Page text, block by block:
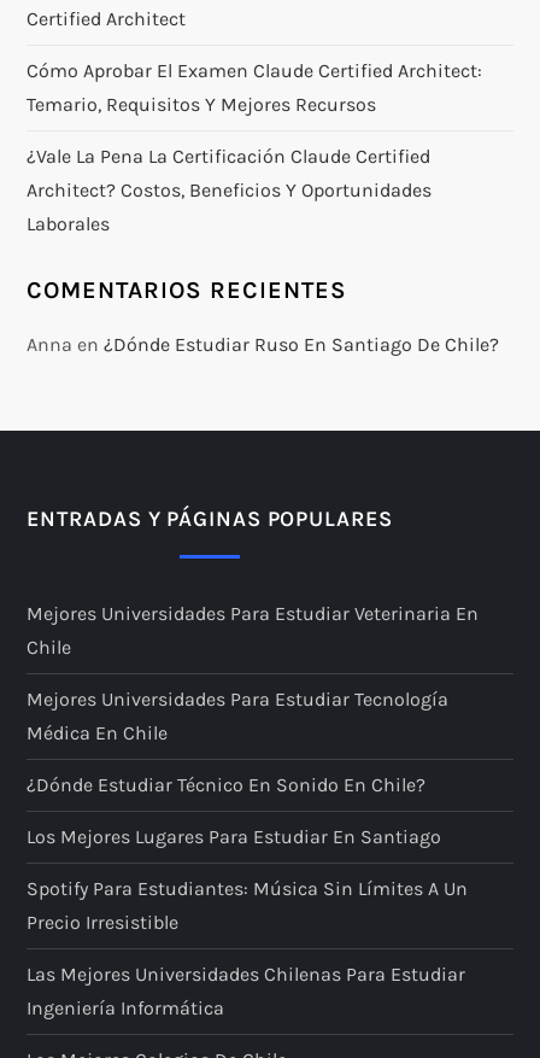
Certified Architect
Cómo Aprobar El Examen Claude Certified Architect:
Temario, Requisitos Y Mejores Recursos
¿Vale La Pena La Certificación Claude Certified
Architect? Costos, Beneficios Y Oportunidades
Laborales
COMENTARIOS RECIENTES
Anna en¿Dónde Estudiar Ruso En Santiago De Chile?
ENTRADAS Y PÁGINAS POPULARES
Mejores Universidades Para Estudiar Veterinaria En
Chile
Mejores Universidades Para Estudiar Tecnología
Médica En Chile
¿Dónde Estudiar Técnico En Sonido En Chile?
Los Mejores Lugares Para Estudiar En Santiago
Spotify Para Estudiantes: Música Sin Límites A Un
Precio Irresistible
Las Mejores Universidades Chilenas Para Estudiar
Ingeniería Informática